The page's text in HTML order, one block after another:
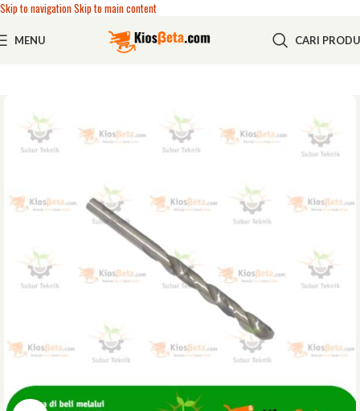
Skip to navigationSkip to main content
MENU CARI